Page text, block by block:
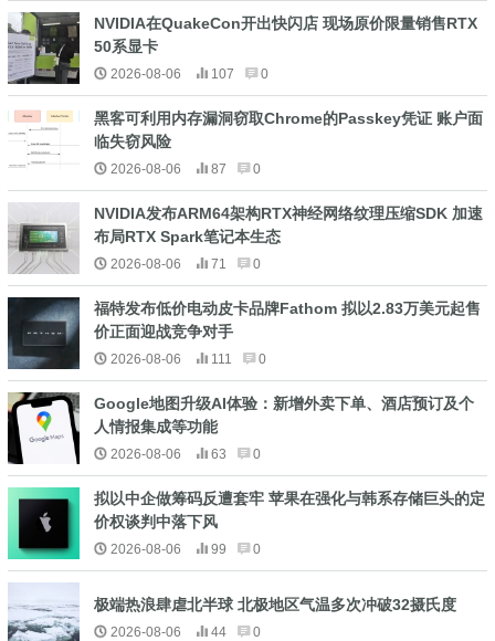
NVIDIA在QuakeCon开出快闪店 现场原价限量销售RTX
50系显卡
2026-08-06 107 0
黑客可利用内存漏洞窃取Chrome的Passkey凭证 账户面
临失窃风险
2026-08-06 87 0
NVIDIA发布ARM64架构RTX神经网络纹理压缩SDK 加速
布局RTX Spark笔记本生态
2026-08-06 71 0
福特发布低价电动皮卡品牌Fathom 拟以2.83万美元起售
价正面迎战竞争对手
2026-08-06 111 0
Google地图升级AI体验：新增外卖下单、酒店预订及个
人情报集成等功能
2026-08-06 63 0
拟以中企做筹码反遭套牢 苹果在强化与韩系存储巨头的定
价权谈判中落下风
2026-08-06 99 0
极端热浪肆虐北半球 北极地区气温多次冲破32摄氏度
2026-08-06 44 0